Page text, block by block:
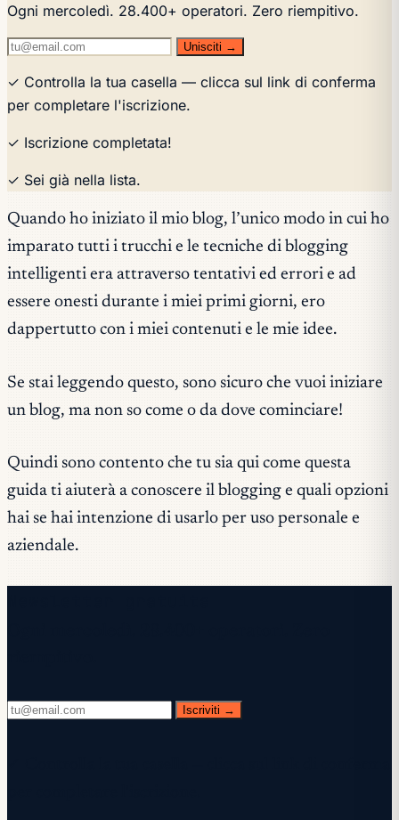
Ogni mercoledì. 28.400+ operatori. Zero riempitivo.
Unisciti →
✓ Controlla la tua casella — clicca sul link di conferma
per completare l'iscrizione.
✓ Iscrizione completata!
✓ Sei già nella lista.
Quando ho iniziato il mio blog, l’unico modo in cui ho
imparato tutti i trucchi e le tecniche di blogging
intelligenti era attraverso tentativi ed errori e ad
essere onesti durante i miei primi giorni, ero
dappertutto con i miei contenuti e le mie idee.
Se stai leggendo questo, sono sicuro che vuoi iniziare
un blog, ma non so come o da dove cominciare!
Quindi sono contento che tu sia qui come questa
guida ti aiuterà a conoscere il blogging e quali opzioni
hai se hai intenzione di usarlo per uso personale e
aziendale.
Iscriviti →